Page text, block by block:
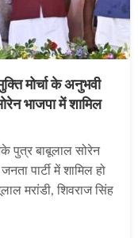
मोर्चा के अनुभवी
भाजपा में शामिल
पुत्र बाबूलाल सोरेन
पार्टी में शामिल हो
मरांडी, शिवराज सिंह